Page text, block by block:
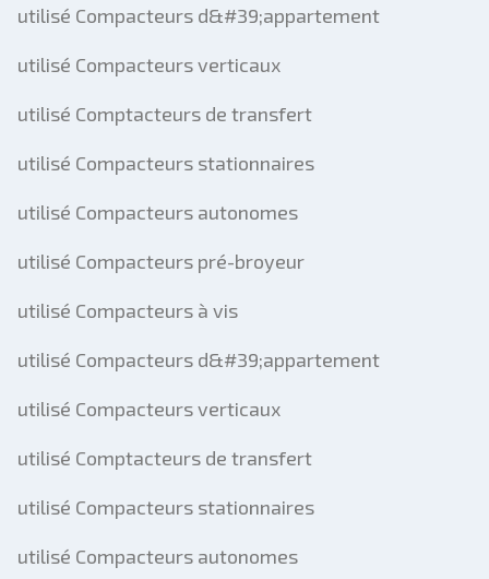
utilisé Compacteurs d&#39;appartement
utilisé Compacteurs verticaux
utilisé Comptacteurs de transfert
utilisé Compacteurs stationnaires
utilisé Compacteurs autonomes
utilisé Compacteurs pré-broyeur
utilisé Compacteurs à vis
utilisé Compacteurs d&#39;appartement
utilisé Compacteurs verticaux
utilisé Comptacteurs de transfert
utilisé Compacteurs stationnaires
utilisé Compacteurs autonomes